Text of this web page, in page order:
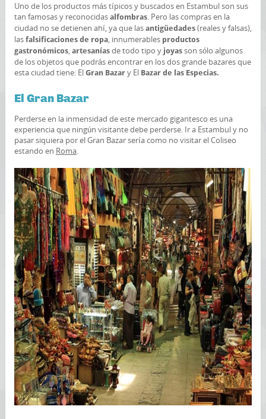
Uno de los productos más típicos y buscados en Estambul son sus
tan famosas y reconocidas alfombras. Pero las compras en la
ciudad no se detienen ahí, ya que las antigüedades(reales y falsas),
las falsificaciones de ropa, innumerables productos
gastronómicos, artesaníasde todo tipo yjoyasson sólo algunos
de los objetos que podrás encontrar en los dos grande bazares que
esta ciudad tiene: El Gran Bazary El Bazar de las Especias.
El Gran Bazar
Perderse en la inmensidad de este mercado gigantesco es una
experiencia que ningún visitante debe perderse. Ir a Estambul y no
pasar siquiera por el Gran Bazar sería como no visitar el Coliseo
estando en Roma.